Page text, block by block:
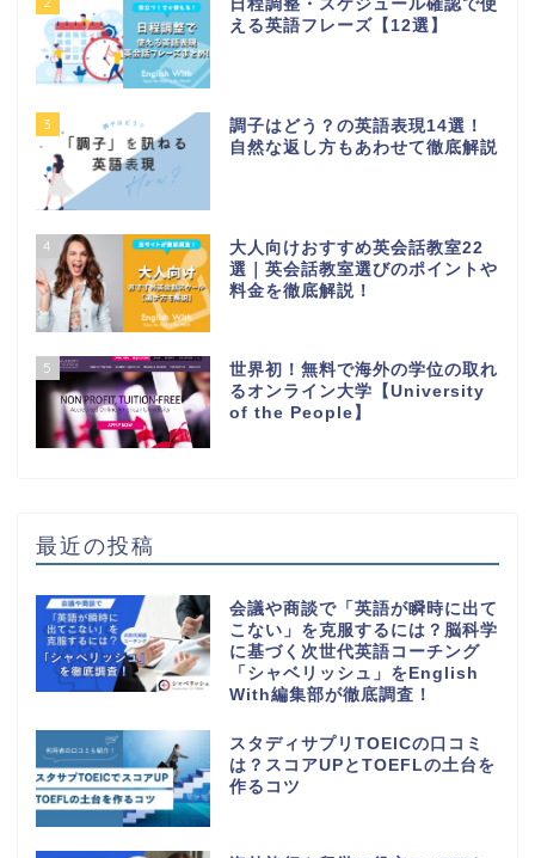
日程調整・スケジュール確認で使
える英語フレーズ【12選】
3
調子はどう？の英語表現14選！
自然な返し方もあわせて徹底解説
4
大人向けおすすめ英会話教室22
選｜英会話教室選びのポイントや
料金を徹底解説！
5
世界初！無料で海外の学位の取れ
るオンライン大学【University
of the People】
最近の投稿
会議や商談で「英語が瞬時に出て
こない」を克服するには？脳科学
に基づく次世代英語コーチング
「シャベリッシュ」をEnglish
With編集部が徹底調査！
スタディサプリTOEICの口コミ
は？スコアUPとTOEFLの土台を
作るコツ